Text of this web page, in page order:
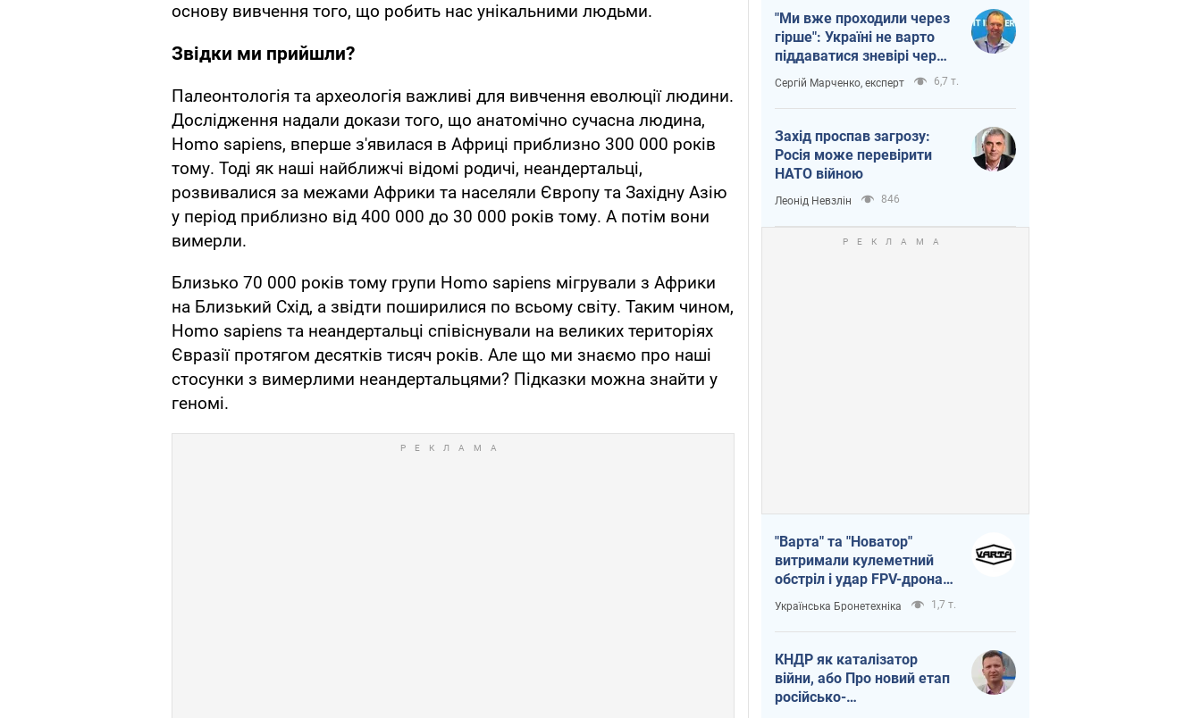
основу вивчення того, що робить нас унікальними людьми.
Звідки ми прийшли?
Палеонтологія та археологія важливі для вивчення еволюції людини.
Дослідження надали докази того, що анатомічно сучасна людина,
Homo sapiens, вперше з'явилася в Африці приблизно 300 000 років
тому. Тоді як наші найближчі відомі родичі, неандертальці,
розвивалися за межами Африки та населяли Європу та Західну Азію
у період приблизно від 400 000 до 30 000 років тому. А потім вони
вимерли.
Близько 70 000 років тому групи Homo sapiens мігрували з Африки
на Близький Схід, а звідти поширилися по всьому світу. Таким чином,
Homo sapiens та неандертальці співіснували на великих територіях
Євразії протягом десятків тисяч років. Але що ми знаємо про наші
стосунки з вимерлими неандертальцями? Підказки можна знайти у
геномі.
"Ми вже проходили через
гірше": Україні не варто
піддаватися зневірі через
ракетний терор
Сергій Марченко, експерт 6,7 т.
Захід проспав загрозу:
Росія може перевірити
НАТО війною
Леонід Невзлін 846
"Варта" та "Новатор"
витримали кулеметний
обстріл і удар FPV-дрона,
врятувавши життя
офіцеру ЗСУ
Українська Бронетехніка 1,7 т.
КНДР як каталізатор
війни, або Про новий етап
російсько-